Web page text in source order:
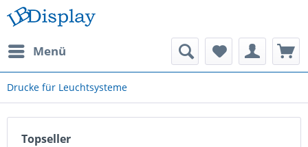
Menü
Drucke für Leuchtsysteme
Topseller